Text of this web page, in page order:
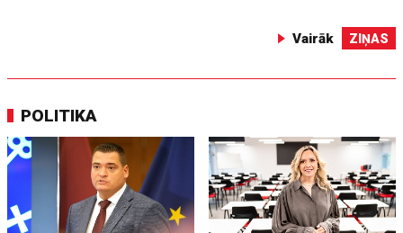
Vairāk ZIŅAS
POLITIKA